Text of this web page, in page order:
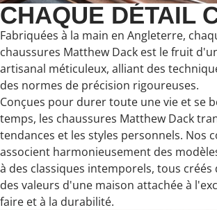
CHAQUE DÉTAIL
Fabriquées à la main en Angleterre,
chaussures Matthew Dack est le fruit
artisanal méticuleux, alliant des
des normes de précision rigoureuses.
Conçues pour durer toute une vie et se
temps, les chaussures Matthew Dack
tendances et les styles personnels. Nos
associent harmonieusement des
à des classiques intemporels, tous créés
des valeurs d'une maison attachée à
faire et à la durabilité.